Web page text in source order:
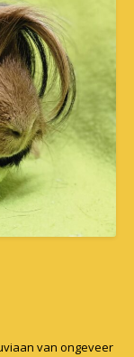
van ongeveer